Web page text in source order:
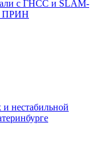
с ГНСС и SLAM-
ПРИН
нестабильной